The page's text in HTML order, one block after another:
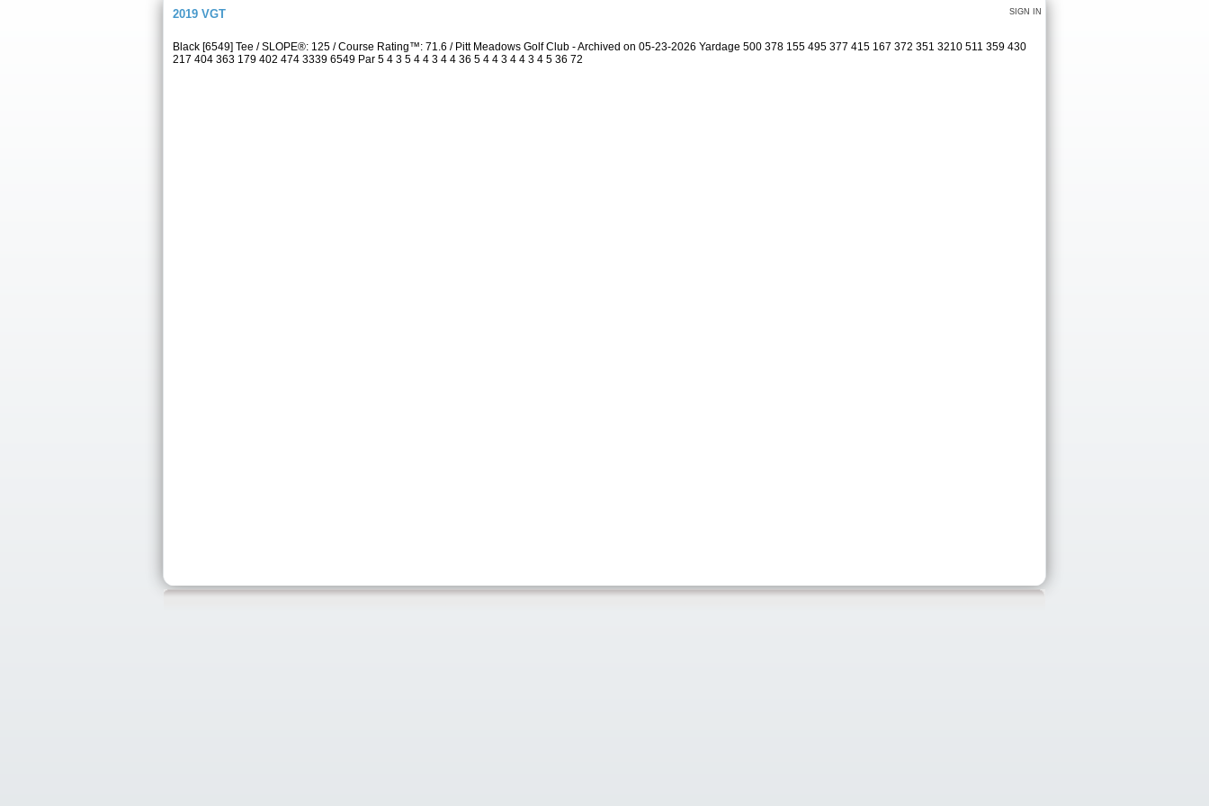
SIGN IN
2019 VGT
Black [6549] Tee / SLOPE®: 125 / Course Rating™: 71.6 / Pitt Meadows Golf Club - Archived on 05-23-2026 Yardage 500 378 155 495 377 415 167 372 351 3210 511 359 430
217 404 363 179 402 474 3339 6549 Par 5 4 3 5 4 4 3 4 4 36 5 4 4 3 4 4 3 4 5 36 72